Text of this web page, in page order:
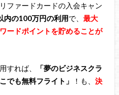
ファードカードの入会キャン
内の100万円の利用で、 最大
ードポイントを貯めることが
すれば、
「夢のビジネスクラ
でも無料フライト」 ！も、 決